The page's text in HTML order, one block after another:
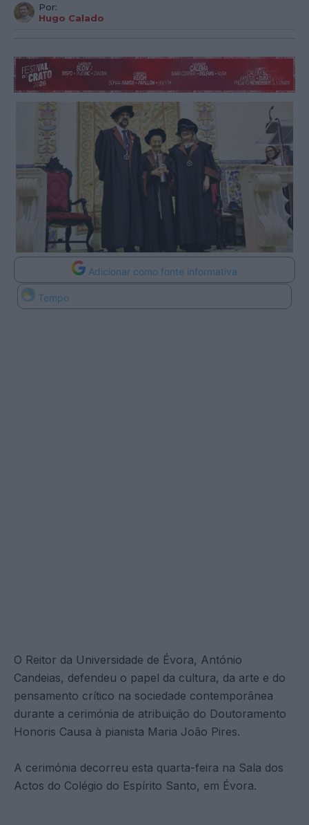
Por:
Hugo Calado
Adicionar como fonte informativa
Tempo
O Reitor da Universidade de Évora, António
Candeias, defendeu o papel da cultura, da arte e do
pensamento crítico na sociedade contemporânea
durante a cerimónia de atribuição do Doutoramento
Honoris Causa à pianista Maria João Pires.
A cerimónia decorreu esta quarta-feira na Sala dos
Actos do Colégio do Espírito Santo, em Évora.